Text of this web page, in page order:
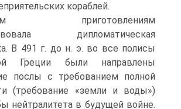
кораблей.
приготовлениям
дипломатическая
B 491 г. до н. э. во все полисы
Греции были направлены
послы с требованием полной
(требование «земли и воды»)
нейтралитета в будущей войне.